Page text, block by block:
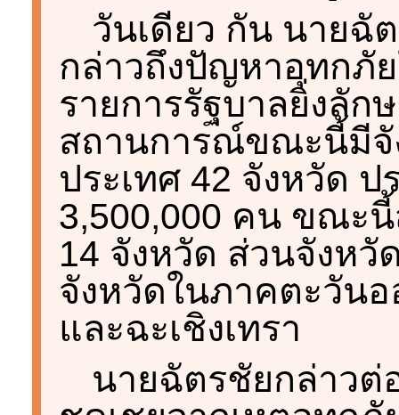
วันเดียว กัน นายฉั
กล่าวถึงปัญหาอุทกภั
รายการรัฐบาลยิ่งลั
สถานการณ์ขณะนี้มีจั
ประเทศ 42 จังหวัด
3,500,000 คน ขณะ
14 จังหวัด ส่วนจังห
จังหวัดในภาคตะวัน
และฉะเชิงเทรา
นายฉัตรชัยกล่าวต่